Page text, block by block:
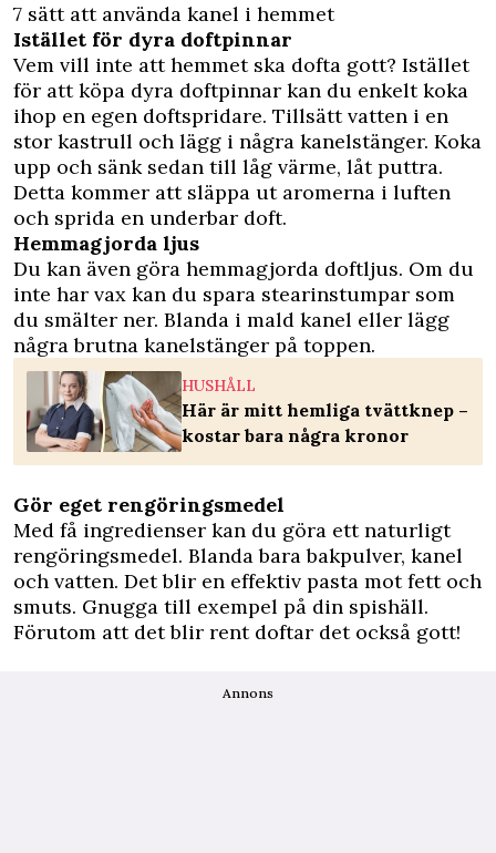
7 sätt att använda kanel i hemmet
Istället för dyra doftpinnar
Vem vill inte att hemmet ska dofta gott? Istället
för att köpa dyra doftpinnar kan du enkelt koka
ihop en egen doftspridare. Tillsätt vatten i en
stor kastrull och lägg i några kanelstänger. Koka
upp och sänk sedan till låg värme, låt puttra.
Detta kommer att släppa ut aromerna i luften
och sprida en underbar doft.
Hemmagjorda ljus
Du kan även göra hemmagjorda doftljus. Om du
inte har vax kan du spara stearinstumpar som
du smälter ner. Blanda i mald kanel eller lägg
några brutna kanelstänger på toppen.
HUSHÅLL
Här är mitt hemliga tvättknep –
kostar bara några kronor
Gör eget rengöringsmedel
Med få ingredienser kan du göra ett naturligt
rengöringsmedel. Blanda bara bakpulver, kanel
och vatten. Det blir en effektiv pasta mot fett och
smuts. Gnugga till exempel på din spishäll.
Förutom att det blir rent doftar det också gott!
Annons